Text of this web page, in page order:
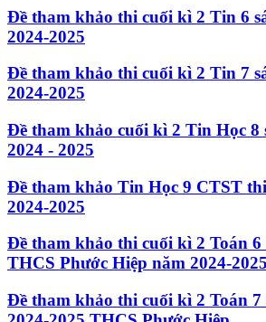
Đề tham khảo thi cuối kì 2 Tin 6
2024-2025
Đề tham khảo thi cuối kì 2 Tin 7
2024-2025
Đề tham khảo cuối kì 2 Tin Học 8
2024 - 2025
Đề tham khảo Tin Học 9 CTST
2024-2025
Đề tham khảo thi cuối kì 2 Toán
THCS Phước Hiệp năm 2024-2025
Đề tham khảo thi cuối kì 2 Toán 7